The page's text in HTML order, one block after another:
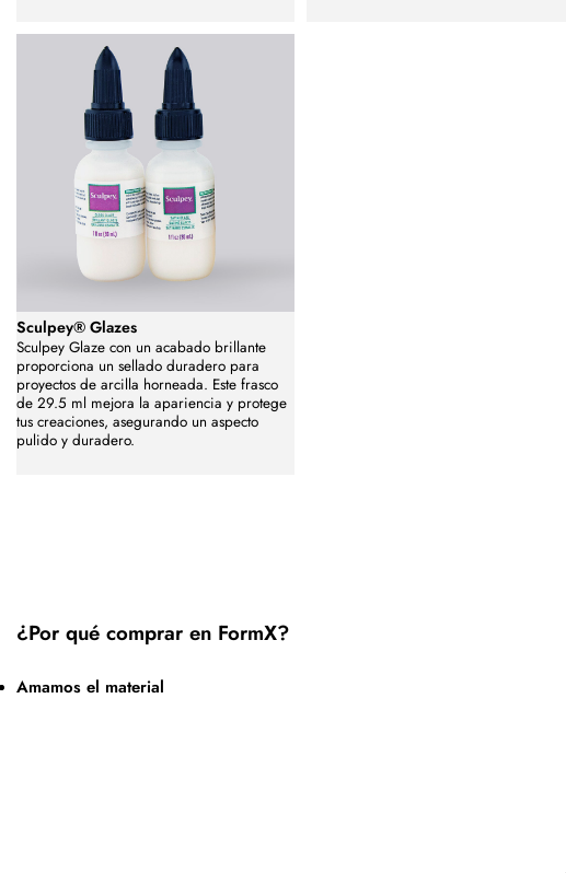
Sculpey® Glazes
Sculpey Glaze con un acabado brillante
proporciona un sellado duradero para
proyectos de arcilla horneada. Este frasco
de 29.5 ml mejora la apariencia y protege
tus creaciones, asegurando un aspecto
pulido y duradero.
¿Por qué comprar en FormX?
Amamos el material